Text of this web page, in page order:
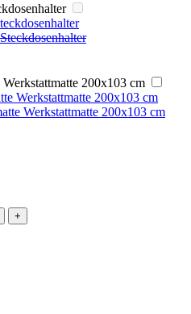
200x103 cm
Werkstattmatte 200x103 cm
+